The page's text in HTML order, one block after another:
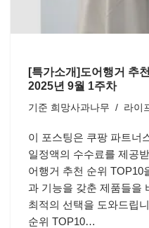
[특가소개]도어행거 추
2025년 9월 1주차
기준 희망사과나무 라이
이 포스팅은 쿠팡 파트너
일정액의 수수료를 제공
어행거 추천 순위 TOP10
과 기능을 갖춘 제품들을
최적의 선택을 도와드립
순위 TOP10…